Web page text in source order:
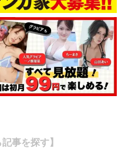
事を探す】